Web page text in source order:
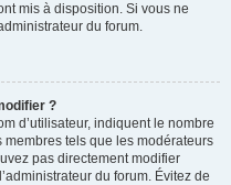
mis à disposition. Si vous ne
du forum.
?
d’utilisateur, indiquent le nombre
tels que les modérateurs
pas directement modifier
du forum. Évitez de